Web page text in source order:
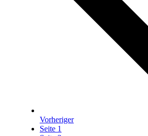
Vorheriger
Seite 1